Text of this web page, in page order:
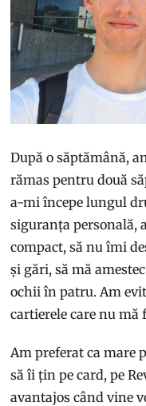
După o săptămână,
rămas pentru două
a-mi începe lungul
siguranța personală,
compact, să nu îmi
și gări, să mă
ochii în patru. Am
cartierele care nu mă
Am preferat ca mare
să îi țin pe card, pe
avantajos când vine